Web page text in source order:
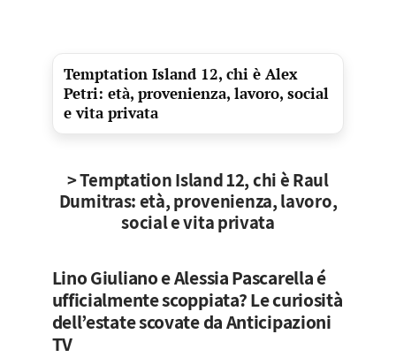
Temptation Island 12, chi è Alex
Petri: età, provenienza, lavoro, social
e vita privata
> Temptation Island 12, chi è Raul
Dumitras: età, provenienza, lavoro,
social e vita privata
Lino Giuliano e Alessia Pascarella é
ufficialmente scoppiata? Le curiosità
dell’estate scovate da Anticipazioni
TV